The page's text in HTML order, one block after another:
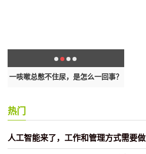
一咳嗽总憋不住尿，是怎么一回事？
热门
人工智能来了，工作和管理方式需要做